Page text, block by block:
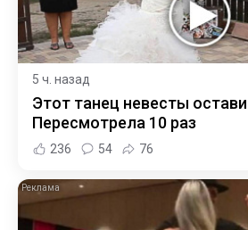
5 ч. назад
Этот танец невесты
Пересмотрела 10 раз
236 54 76